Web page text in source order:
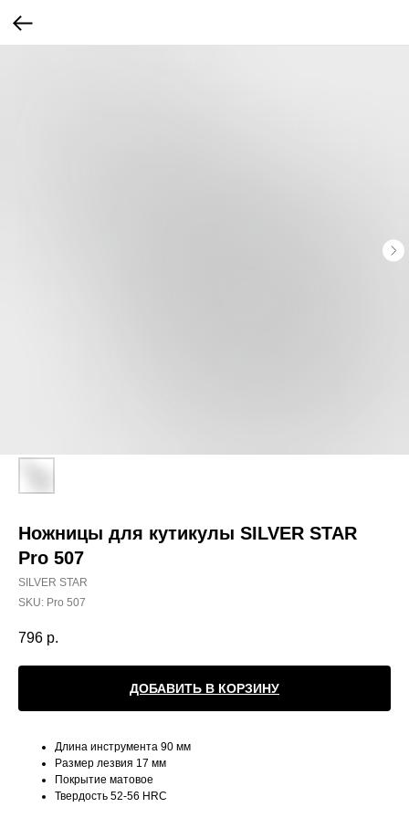
Ножницы для кутикулы SILVER STAR
Pro 507
SILVER STAR
SKU: Pro 507
796 р.
ДОБАВИТЬ В КОРЗИНУ
Длина инструмента 90 мм
Размер лезвия 17 мм
Покрытие матовое
Твердость 52-56 HRC